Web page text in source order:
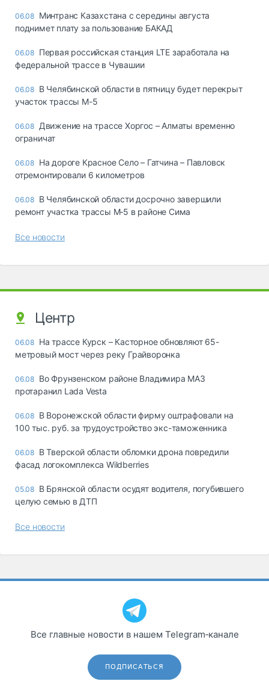
06.08 Минтранс Казахстана с середины августа
поднимет плату за пользование БАКАД
06.08 Первая российская станция LTE заработала на
федеральной трассе в Чувашии
06.08 В Челябинской области в пятницу будет перекрыт
участок трассы М-5
06.08 Движение на трассе Хоргос – Алматы временно
ограничат
06.08 На дороге Красное Село – Гатчина – Павловск
отремонтировали 6 километров
06.08 В Челябинской области досрочно завершили
ремонт участка трассы М‑5 в районе Сима
Все новости
Центр
06.08 На трассе Курск – Касторное обновляют 65-
метровый мост через реку Грайворонка
06.08 Во Фрунзенском районе Владимира МАЗ
протаранил Lada Vesta
06.08 В Воронежской области фирму оштрафовали на
100 тыс. руб. за трудоустройство экс-таможенника
06.08 В Тверской области обломки дрона повредили
фасад логокомплекса Wildberries
05.08 В Брянской области осудят водителя, погубившего
целую семью в ДТП
Все новости
Все главные новости в нашем Telegram‑канале
ПОДПИСАТЬСЯ